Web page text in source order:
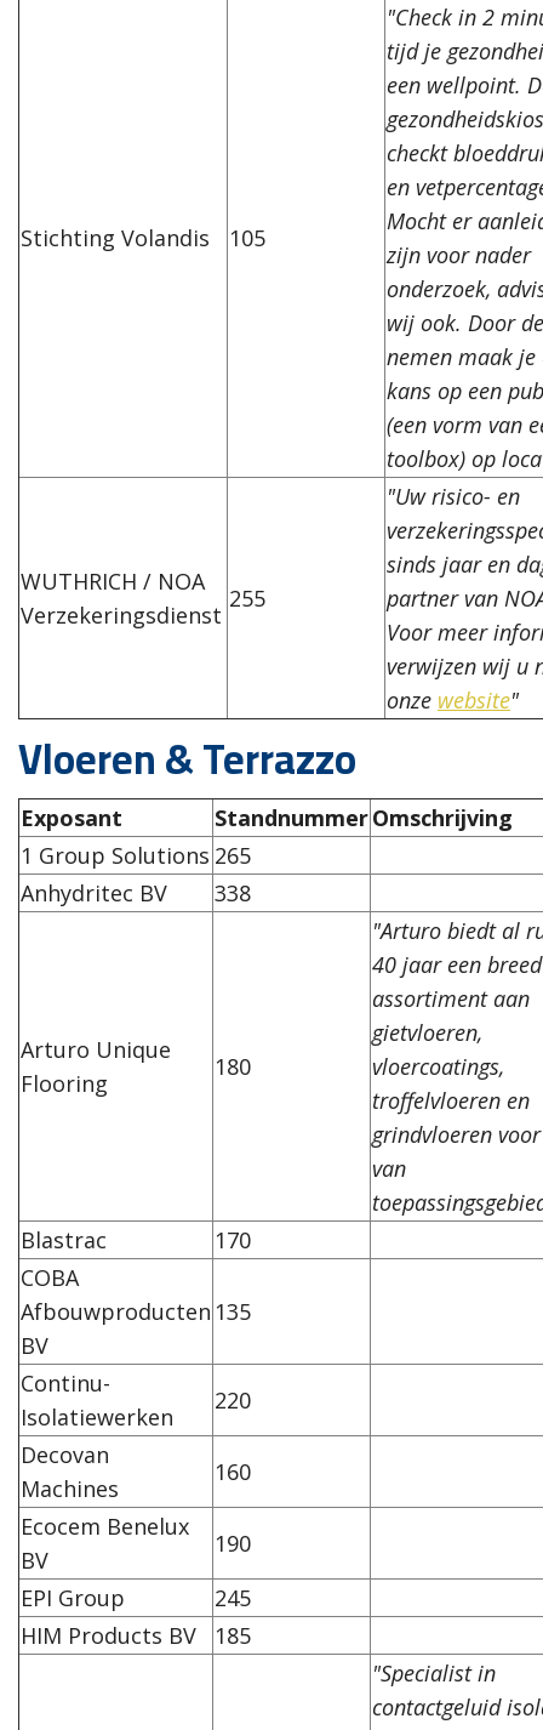
Stichting Volandis 105
"Check in 2
tijd je
een wellpoint.
checkt
en
Mocht er
zijn voor nader
onderzoek,
wij ook. Door
nemen maak je
kans op een
(een vorm van
toolbox) op
WUTHRICH / NOA
Verzekeringsdienst
255
"Uw risico- en
sinds jaar en
partner van
Voor meer
verwijzen wij u
onze website"
Vloeren & Terrazzo
Exposant StandnummerOmschrijving
1 Group Solutions 265
Anhydritec BV
338
Arturo Unique
Flooring
180
"Arturo biedt al
40 jaar een breed
assortiment aan
gietvloeren,
vloercoatings,
troffelvloeren en
grindvloeren
van
Blastrac
170
COBA
Afbouwproducten
BV
135
Continu-
Isolatiewerken
220
Decovan
Machines
160
Ecocem Benelux
BV
190
EPI Group
245
HIM Products BV
185
"Specialist in
contactgeluid